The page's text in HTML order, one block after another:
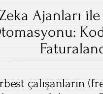
Ajanları
çalışanların